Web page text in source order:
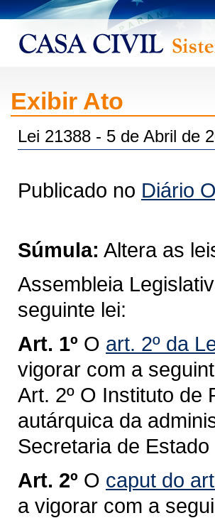
Exibir Ato
Lei 21388 - 5 de Abril de
Publicado no Diário
Súmula: Altera as
Assembleia
seguinte lei:
Art. 1º O art. 2º da
vigorar com a
Art. 2º O Instituto de
autárquica da
Secretaria de
Art. 2º O caput do
a vigorar com a